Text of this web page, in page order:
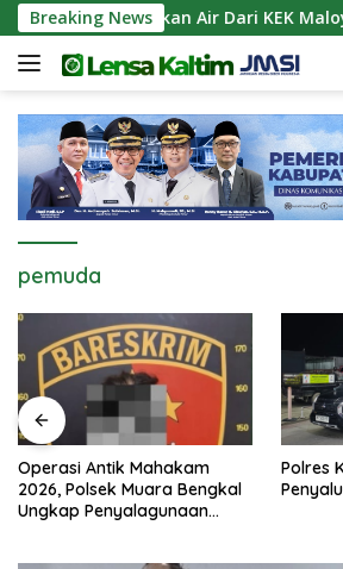
Langsung
ke
konten
Breaking News
Pasokan Air Dari KEK Maloy
pemuda
Operasi Antik Mahakam
2026, Polsek Muara Bengkal
Ungkap Penyalagunaan
Polres